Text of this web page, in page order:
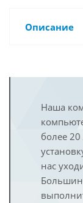
Описание
Наша
более 20
нас